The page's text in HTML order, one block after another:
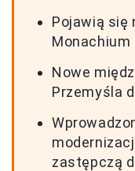
Pojawią się
Monachium
Nowe
Przemyśla
zastępczą